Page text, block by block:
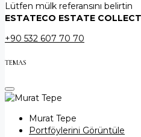
Lütfen mülk referansını belirtin
ESTATECO ESTATE
+90 532 607 70 70
TEMAS
Murat Tepe
Portföylerini Görüntüle